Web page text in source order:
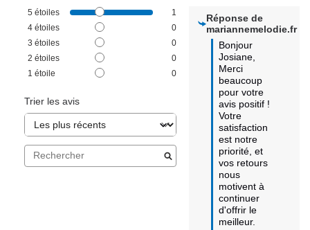
5 étoiles
1
4 étoiles
0
3 étoiles
0
2 étoiles
0
1 étoile 0
Trier les avis
Réponse de
mariannemelodie.fr
Bonjour
Josiane,
Merci
beaucoup
pour votre
avis positif !
Votre
satisfaction
est notre
priorité, et
vos retours
nous
motivent à
continuer
d'offrir le
meilleur.